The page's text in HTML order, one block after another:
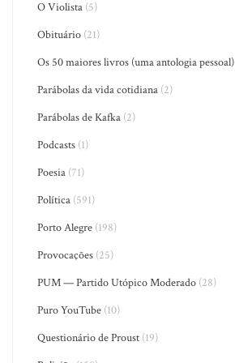
O Violista (5)
Obituário (21)
Os 50 maiores livros (uma antologia pessoal)
Parábolas da vida cotidiana (2)
Parábolas de Kafka (2)
Podcasts (1)
Poesia (71)
Política (591)
Porto Alegre (198)
Provocações (25)
PUM — Partido Utópico Moderado (28)
Puro YouTube (10)
Questionário de Proust (19)